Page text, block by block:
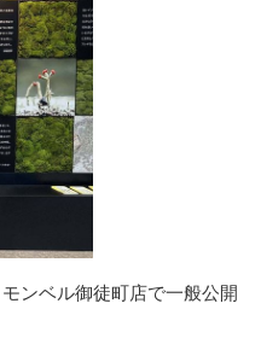
ンベル御徒町店で一般公開